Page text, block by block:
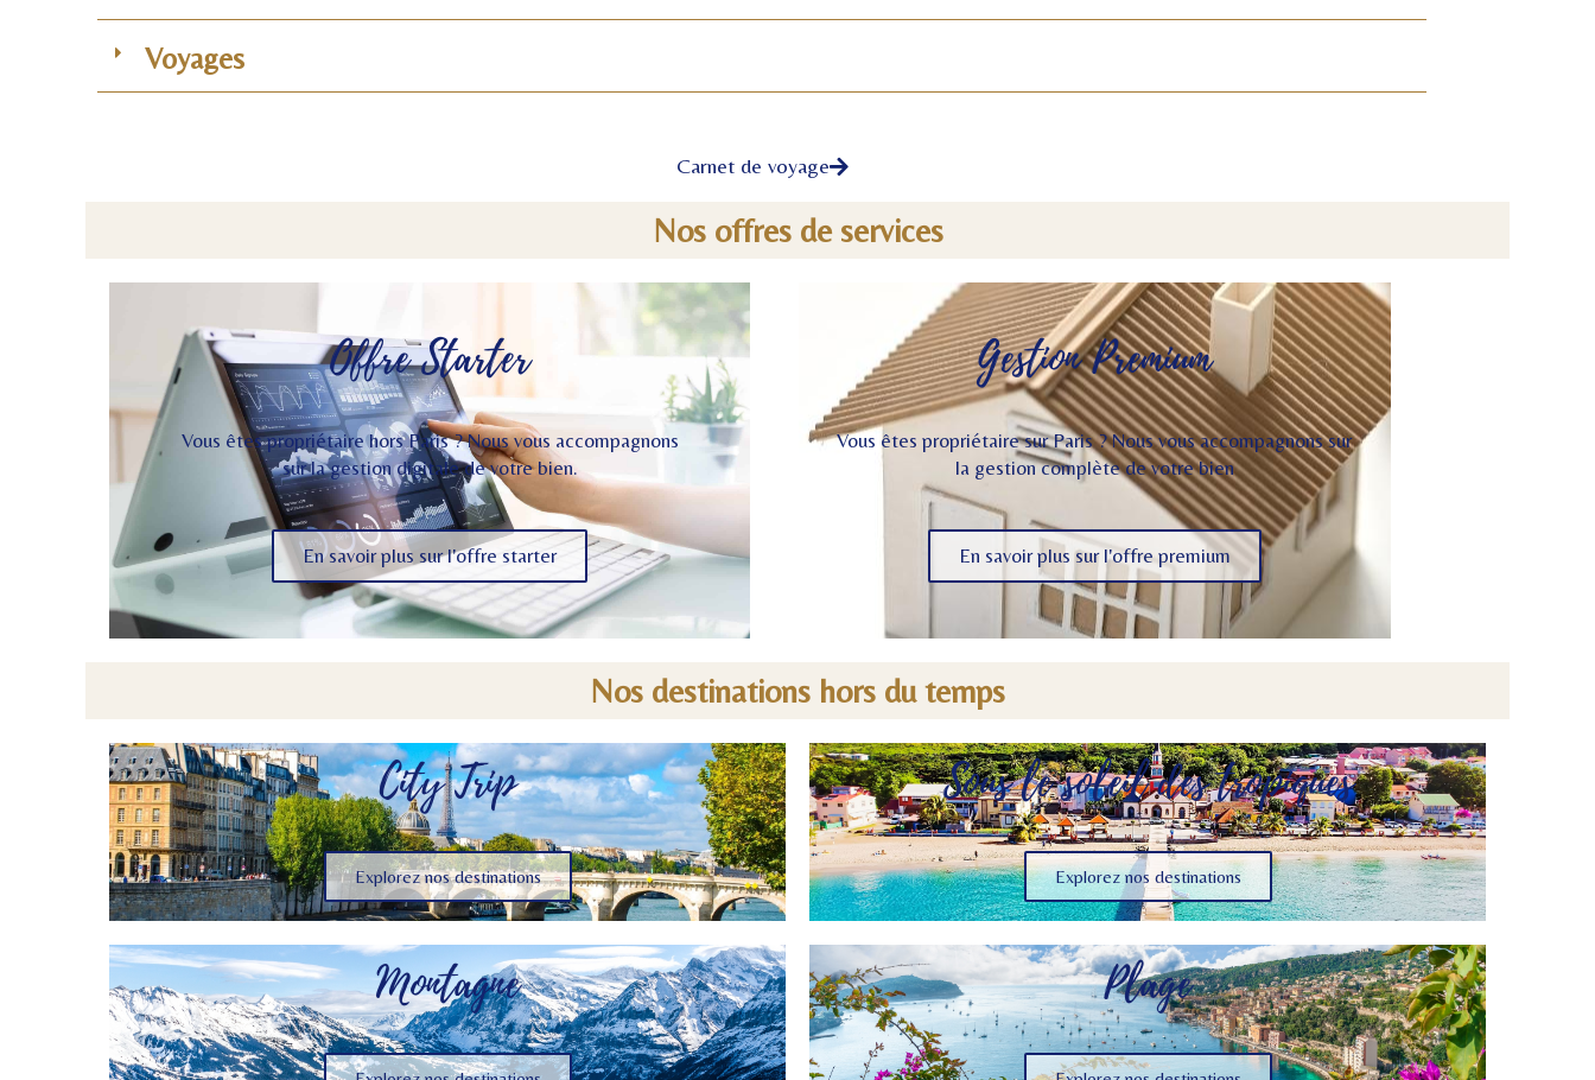
Voyages
Carnet de voyage
Nos offres de services
Offre Starter
Vous êtes propriétaire hors Paris ? Nous vous accompagnons
sur la gestion digitale de votre bien.
En savoir plus sur l'offre starter
Gestion Premium
Vous êtes propriétaire sur Paris ? Nous vous accompagnons sur
la gestion complète de votre bien
En savoir plus sur l'offre premium
Nos destinations hors du temps
City Trip
Explorez nos destinations
Sous le soleil des tropiques
Explorez nos destinations
Montagne Plage